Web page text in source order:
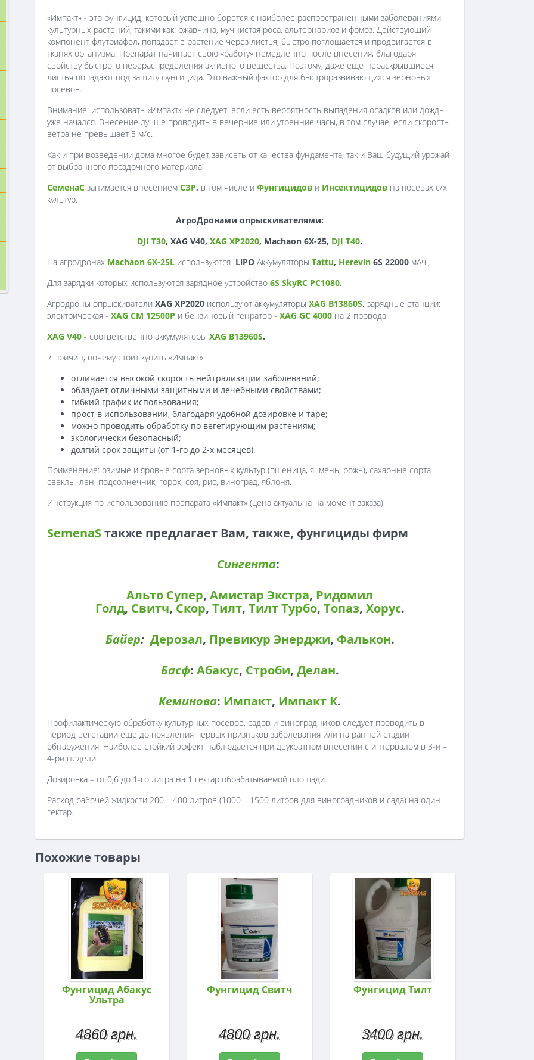
«Импакт» - это фунгицид, который успешно борется с наиболее распространенными заболеваниями
культурных растений, такими как: ржавчина, мучнистая роса, альтернариоз и фомоз. Действующий
компонент флутриафол, попадает в растение через листья, быстро поглощается и продвигается в
тканях организма. Препарат начинает свою «работу» немедленно после внесения, благодаря
свойству быстрого перераспределения активного вещества. Поэтому, даже еще нераскрывшиеся
листья попадают под защиту фунгицида. Это важный фактор для быстроразвивающихся зерновых
посевов.
Внимание: использовать «Импакт» не следует, если есть вероятность выпадения осадков или дождь
уже начался. Внесение лучше проводить в вечерние или утренние часы, в том случае, если скорость
ветра не превышает 5 м/с.
Как и при возведении дома многое будет зависеть от качества фундамента, так и Ваш будущий урожай
от выбранного посадочного материала.
СеменаС занимается внесением СЗР, в том числе и Фунгицидов и Инсектицидов на посевах с/х
культур.
АгроДронами опрыскивателями:
DJI T30, XAG V40, XAG XP2020, Machaon 6X-25, DJI T40.
На агродронах Machaon 6X-25L используются LiPO Аккумуляторы Tattu, Herevin 6S 22000 мАч.,
Для зарядки которых используются зарядное устройство 6S SkyRC PC1080.
Агродроны опрыскиватели XAG XP2020 используют аккумуляторы XAG B13860S, зарядные станции:
электрическая - XAG CM 12500P и бензиновый генратор - XAG GC 4000 на 2 провода
XAG V40 - соответственно аккумуляторы XAG B13960S.
7 причин, почему стоит купить «Импакт»:
отличается высокой скорость нейтрализации заболеваний;
обладает отличными защитными и лечебными свойствами;
гибкий график использования;
прост в использовании, благодаря удобной дозировке и таре;
можно проводить обработку по вегетирующим растениям;
экологически безопасный;
долгий срок защиты (от 1-го до 2-х месяцев).
Применение: озимые и яровые сорта зерновых культур (пшеница, ячмень, рожь), сахарные сорта
свеклы, лен, подсолнечник, горох, соя, рис, виноград, яблоня.
Инструкция по использованию препарата «Импакт» (цена актуальна на момент заказа)
SemenaSтакже предлагает Вам, также, фунгициды фирм
Сингента:
Альто Супер, Амистар Экстра, Ридомил
Голд, Свитч, Скор, Тилт, Тилт Турбо, Топаз, Хорус.
Байер: Дерозал, Превикур Энерджи, Фалькон.
Басф: Абакус, Строби, Делан.
Кеминова: Импакт, Импакт К.
Профилактическую обработку культурных посевов, садов и виноградников следует проводить в
период вегетации еще до появления первых признаков заболевания или на ранней стадии
обнаружения. Наиболее стойкий эффект наблюдается при двукратном внесении с интервалом в 3-и –
4-ри недели.
Дозировка – от 0,6 до 1-го литра на 1 гектар обрабатываемой площади.
Расход рабочей жидкости 200 – 400 литров (1000 – 1500 литров для виноградников и сада) на один
гектар.
Похожие товары
Фунгицид Абакус
Ультра
4860 грн.
Фунгицид Свитч
4800 грн.
Фунгицид Тилт
3400 грн.